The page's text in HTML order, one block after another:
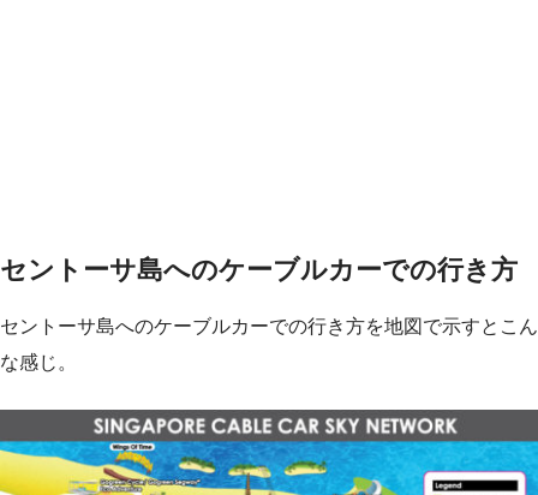
セントーサ島へのケーブルカーでの行き方
セントーサ島へのケーブルカーでの行き方を地図で示すとこん
な感じ。